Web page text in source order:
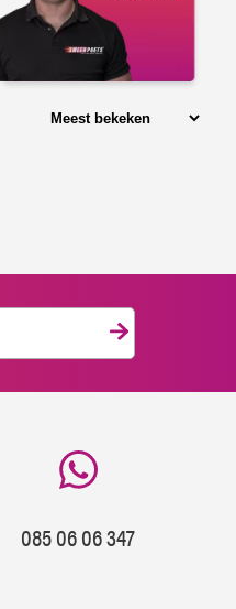
085 06 06 347